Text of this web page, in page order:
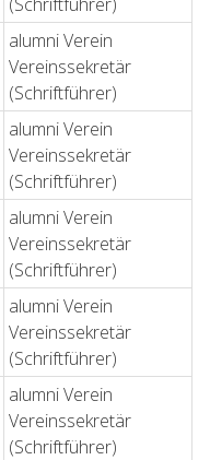
alumni Verein
Vereinssekretär
(Schriftführer)
alumni Verein
Vereinssekretär
(Schriftführer)
alumni Verein
Vereinssekretär
(Schriftführer)
alumni Verein
Vereinssekretär
(Schriftführer)
alumni Verein
Vereinssekretär
(Schriftführer)